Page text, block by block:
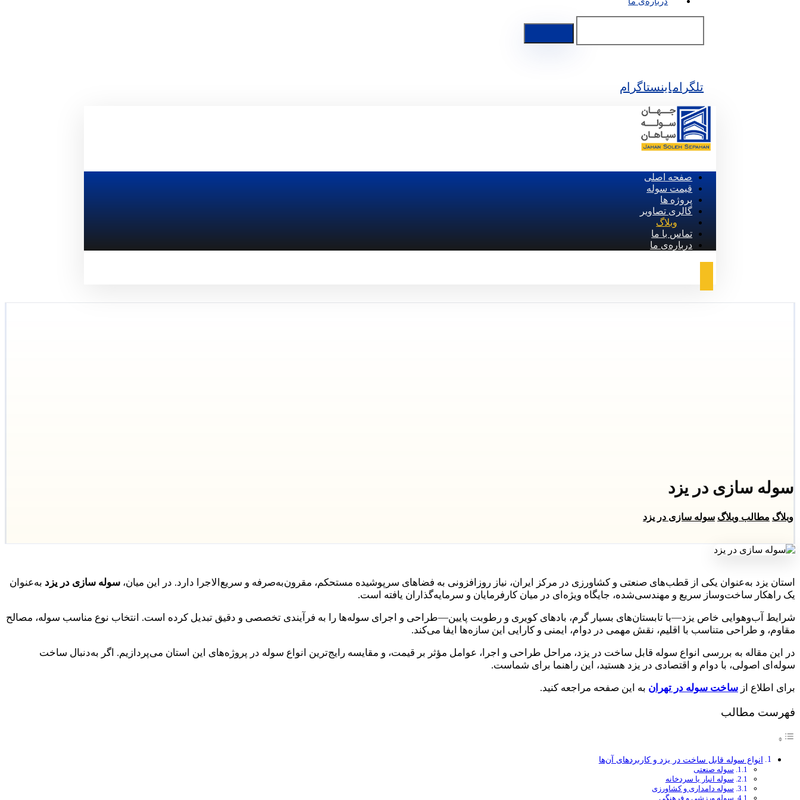
تلگراماینستاگرام
صفحه اصلی
قیمت سوله
پروژه ها
گالری تصاویر
وبلاگ
تماس با ما
درباره‌ی ما
سوله‌ سازی در یزد
وبلاگ مطالب وبلاگ سوله‌ سازی در یزد
استان یزد به‌عنوان یکی از قطب‌های صنعتی و کشاورزی در مرکز ایران، نیاز روزافزونی به فضاهای سرپوشیده مستحکم، مقرون‌به‌صرفه و سریع‌الاجرا دارد. در این میان، سوله‌ سازی در یزد به‌عنوان
یک راهکار ساخت‌وساز سریع و مهندسی‌شده، جایگاه ویژه‌ای در میان کارفرمایان و سرمایه‌گذاران یافته است.
شرایط آب‌وهوایی خاص یزد—با تابستان‌های بسیار گرم، بادهای کویری و رطوبت پایین—طراحی و اجرای سوله‌ها را به فرآیندی تخصصی و دقیق تبدیل کرده است. انتخاب نوع مناسب سوله، مصالح
مقاوم، و طراحی متناسب با اقلیم، نقش مهمی در دوام، ایمنی و کارایی این سازه‌ها ایفا می‌کند.
در این مقاله به بررسی انواع سوله قابل ساخت در یزد، مراحل طراحی و اجرا، عوامل مؤثر بر قیمت، و مقایسه رایج‌ترین انواع سوله در پروژه‌های این استان می‌پردازیم. اگر به‌دنبال ساخت
سوله‌ای اصولی، با دوام و اقتصادی در یزد هستید، این راهنما برای شماست.
برای اطلاع از ساخت سوله در تهران به این صفحه مراجعه کنید.
فهرست مطالب
انواع سوله قابل ساخت در یزد و کاربردهای آن‌ها
سوله صنعتی
سوله انبار یا سردخانه
سوله دامداری و کشاورزی
سوله ورزشی و فرهنگی